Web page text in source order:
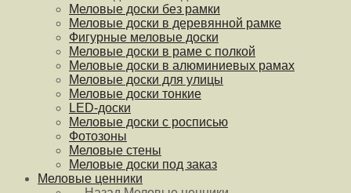
Меловые доски без рамки
Меловые доски в деревянной рамке
Фигурные меловые доски
Меловые доски в раме с полкой
Меловые доски в алюминиевых рамах
Меловые доски для улицы
Меловые доски тонкие
LED-доски
Меловые доски с росписью
Фотозоны
Меловые стены
Меловые доски под заказ
Меловые ценники